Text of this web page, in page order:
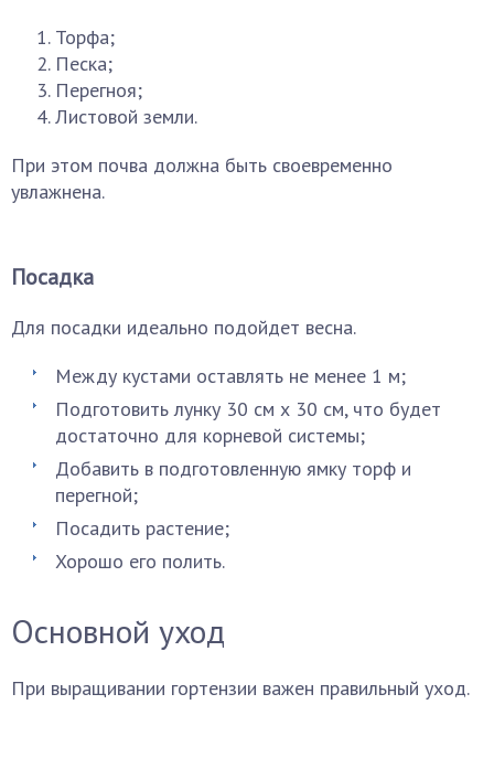
Торфа;
Песка;
Перегноя;
Листовой земли.
При этом почва должна быть своевременно
увлажнена.
Посадка
Для посадки идеально подойдет весна.
Между кустами оставлять не менее 1 м;
Подготовить лунку 30 см х 30 см, что будет
достаточно для корневой системы;
Добавить в подготовленную ямку торф и
перегной;
Посадить растение;
Хорошо его полить.
Основной уход
При выращивании гортензии важен правильный уход.